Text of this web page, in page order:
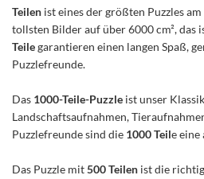
Teilen ist eines der größten Puzzles
tollsten Bilder auf über 6000 cm², das
Teilegarantieren einen langen Spaß,
Puzzlefreunde.
Das 1000-Teile-Puzzle ist unser
Landschaftsaufnahmen,
Puzzlefreunde sind die 1000 Teile
Das Puzzle mit500 Teilen ist die